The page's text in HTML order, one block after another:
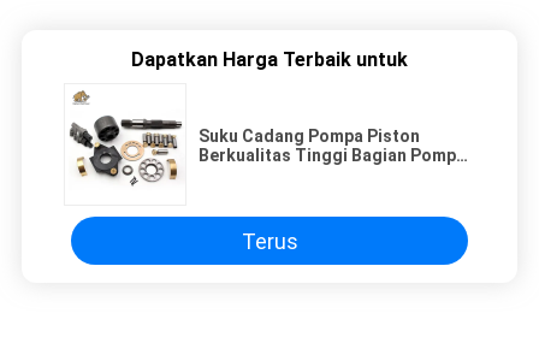
Dapatkan Harga Terbaik untuk
Suku Cadang Pompa Piston
Berkualitas Tinggi Bagian Pompa
Terus